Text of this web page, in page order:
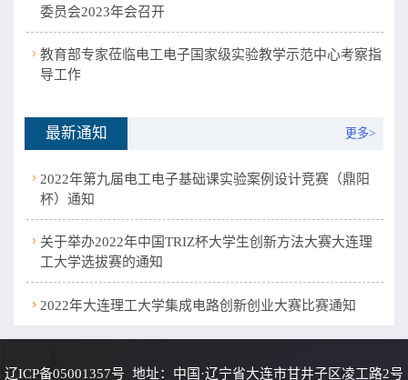
委员会2023年会召开
教育部专家莅临电工电子国家级实验教学示范中心考察指
导工作
最新通知 更多>
2022年第九届电工电子基础课实验案例设计竞赛（鼎阳
杯）通知
关于举办2022年中国TRIZ杯大学生创新方法大赛大连理
工大学选拔赛的通知
2022年大连理工大学集成电路创新创业大赛​比赛通知
辽ICP备05001357号 地址：中国·辽宁省大连市甘井子区凌工路2号